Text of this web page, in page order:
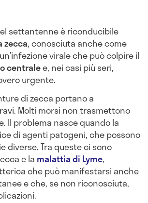
settantenne è riconducibile
zecca, conosciuta anche come
virale che può colpire il
centralee, nei casi più seri,
urgente.
di zecca portano a
Molti morsi non trasmettono
Il problema nasce quando la
di agenti patogeni, che possono
diverse. Tra queste ci sono
e la malattia di Lyme,
che può manifestarsi anche
e che, se non riconosciuta,